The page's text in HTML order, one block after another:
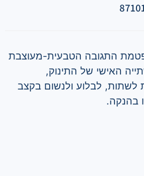
התגובה הטבעית-מעוצבת
האישי של התינוק,
לשתות, לבלוע ולנשום בקצב
בהנקה.